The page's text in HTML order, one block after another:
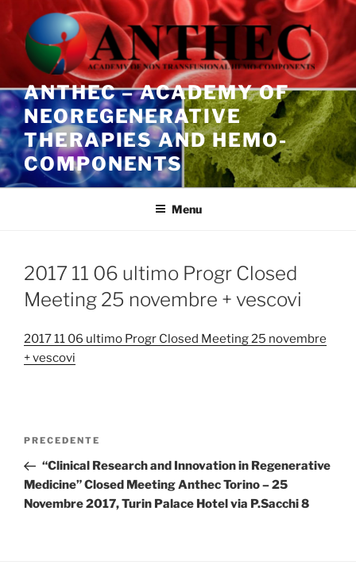
al
contenuto
ANTHEC – ACADEMY OF
NEOREGENERATIVE
THERAPIES AND HEMO-
COMPONENTS
Menu
2017 11 06 ultimo Progr Closed
Meeting 25 novembre + vescovi
2017 11 06 ultimo Progr Closed Meeting 25 novembre
+ vescovi
Navigazione
Articolo
precedente:
PRECEDENTE
“Clinical Research and Innovation in Regenerative
Medicine” Closed Meeting Anthec Torino – 25
Novembre 2017, Turin Palace Hotel via P.Sacchi 8